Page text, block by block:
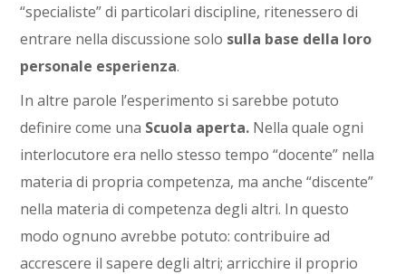
“specialiste” di particolari discipline, ritenessero di
entrare nella discussione solo sulla base della loro
personale esperienza.
In altre parole l’esperimento si sarebbe potuto
definire come una Scuola aperta. Nella quale ogni
interlocutore era nello stesso tempo “docente” nella
materia di propria competenza, ma anche “discente”
nella materia di competenza degli altri. In questo
modo ognuno avrebbe potuto: contribuire ad
accrescere il sapere degli altri; arricchire il proprio